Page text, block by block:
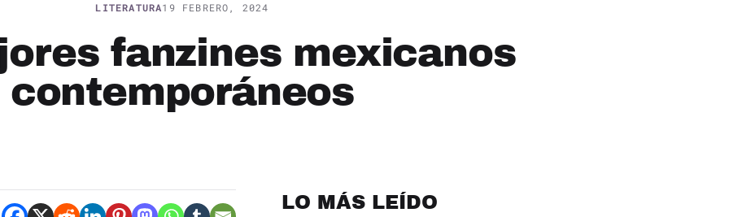
LITERATURA19 FEBRERO, 2024
fanzines mexicanos
contemporáneos
LO MÁS LEÍDO